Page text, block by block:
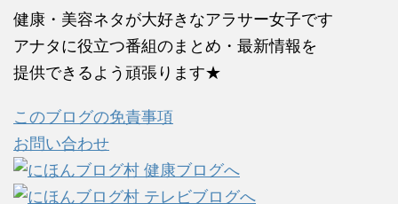
健康・美容ネタが大好きなアラサー女子です
アナタに役立つ番組のまとめ・最新情報を
提供できるよう頑張ります★
このブログの免責事項
お問い合わせ